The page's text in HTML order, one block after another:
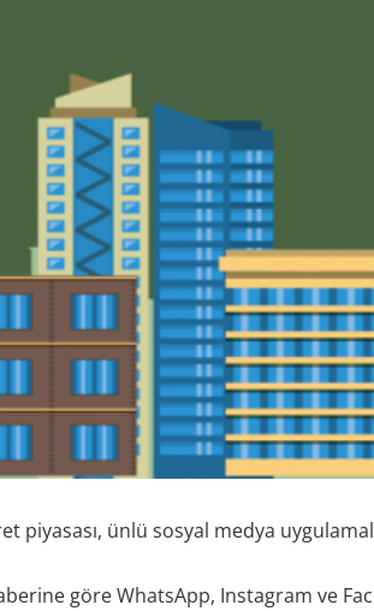
piyasası, ünlü sosyal medya
göre WhatsApp, Instagram ve